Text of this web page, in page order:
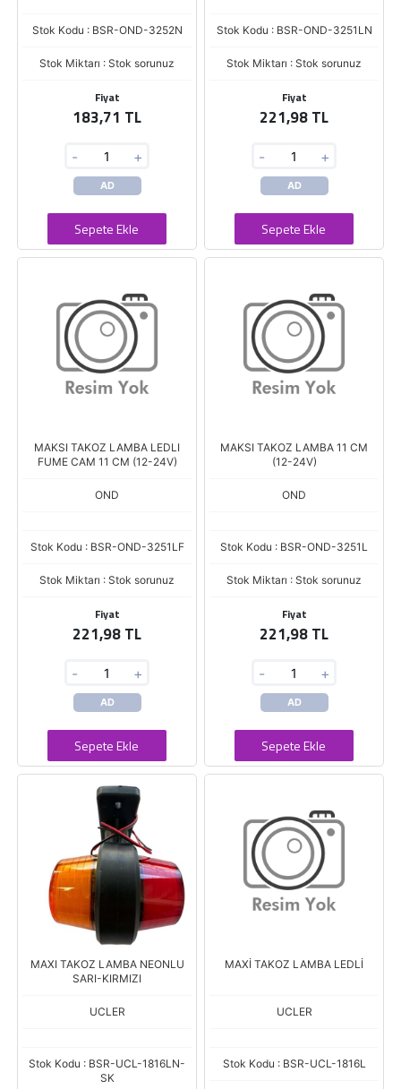
Stok Kodu : BSR-OND-3252N
Stok Miktarı : Stok sorunuz
Fiyat
183,71 TL
- +
AD
Sepete Ekle
Stok Kodu : BSR-OND-3251LN
Stok Miktarı : Stok sorunuz
Fiyat
221,98 TL
- +
AD
Sepete Ekle
MAKSI TAKOZ LAMBA LEDLI
FUME CAM 11 CM (12-24V)
OND
Stok Kodu : BSR-OND-3251LF
Stok Miktarı : Stok sorunuz
Fiyat
221,98 TL
- +
AD
Sepete Ekle
MAKSI TAKOZ LAMBA 11 CM
(12-24V)
OND
Stok Kodu : BSR-OND-3251L
Stok Miktarı : Stok sorunuz
Fiyat
221,98 TL
- +
AD
Sepete Ekle
MAXI TAKOZ LAMBA NEONLU
SARI-KIRMIZI
UCLER
Stok Kodu : BSR-UCL-1816LN-
SK
MAXİ TAKOZ LAMBA LEDLİ
UCLER
Stok Kodu : BSR-UCL-1816L